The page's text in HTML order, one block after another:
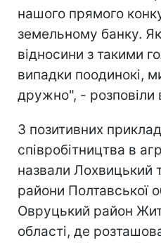
нашого прямого
земельному банку.
відносини з такими
випадки поодинокі,
дружно", - розповіли
З позитивних
співробітництва в
назвали Лохвицький
райони Полтавської
Овруцький район
області, де